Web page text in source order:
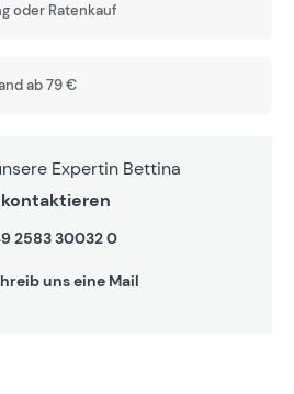
oder Ratenkauf
ab 79 €
Expertin Bettina
2583 30032 0
uns eine Mail